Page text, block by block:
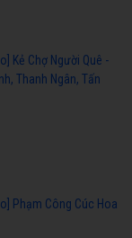
Kẻ Chợ Người Quê -
Thanh Ngân, Tấn
Phạm Công Cúc Hoa